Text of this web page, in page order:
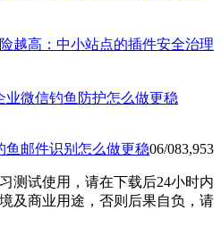
越高：中小站点的插件安全治理
业微信钓鱼防护怎么做更稳
鱼邮件识别怎么做更稳06/083,953
测试使用，请在下载后24小时内
及商业用途，否则后果自负，请